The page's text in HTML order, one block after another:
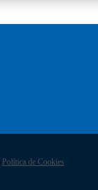
Política de Cookies